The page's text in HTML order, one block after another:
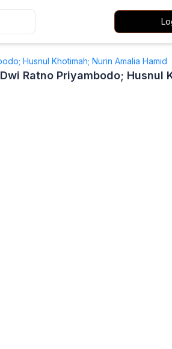
Husnul Khotimah; Nurin Amalia Hamid
Ratno Priyambodo; Husnul